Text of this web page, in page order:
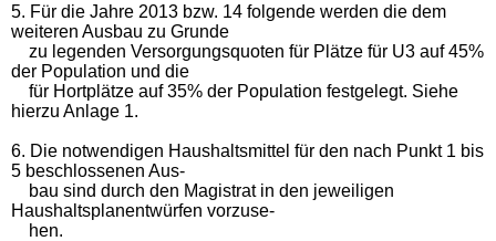
5. Für die Jahre 2013 bzw. 14 folgende werden die dem
weiteren Ausbau zu Grunde
zu legenden Versorgungsquoten für Plätze für U3 auf 45%
der Population und die
für Hortplätze auf 35% der Population festgelegt. Siehe
hierzu Anlage 1.
6. Die notwendigen Haushaltsmittel für den nach Punkt 1 bis
5 beschlossenen Aus-
bau sind durch den Magistrat in den jeweiligen
Haushaltsplanentwürfen vorzuse-
hen.